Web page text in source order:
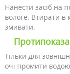
Нанести засіб на
вологе. Втирати в
змивати.
Тільки для
очі промити